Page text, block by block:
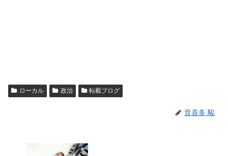
ローカル 政治 転載ブログ
音喜多 駿